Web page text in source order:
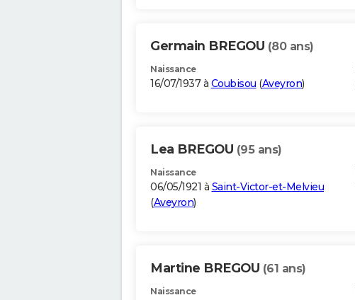
Germain BREGOU (80 ans)
Naissance
16/07/1937 à Coubisou (Aveyron)
Lea BREGOU (95 ans)
Naissance
06/05/1921 à Saint-Victor-et-Melvieu
(Aveyron)
Martine BREGOU (61 ans)
Naissance